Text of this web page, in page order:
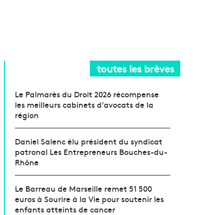
toutes les brèves
Le Palmarès du Droit 2026 récompense
les meilleurs cabinets d’avocats de la
région
Daniel Salenc élu président du syndicat
patronal Les Entrepreneurs Bouches-du-
Rhône
Le Barreau de Marseille remet 51 500
euros à Sourire à la Vie pour soutenir les
enfants atteints de cancer